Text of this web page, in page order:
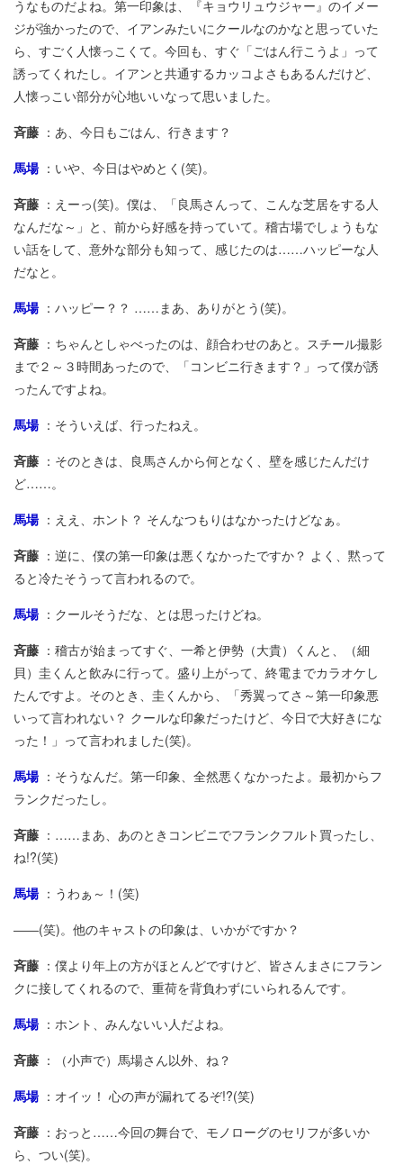
うなものだよね。第一印象は、『キョウリュウジャー』のイメー
ジが強かったので、イアンみたいにクールなのかなと思っていた
ら、すごく人懐っこくて。今回も、すぐ「ごはん行こうよ」って
誘ってくれたし。イアンと共通するカッコよさもあるんだけど、
人懐っこい部分が心地いいなって思いました。
斉藤 ：あ、今日もごはん、行きます？
馬場：いや、今日はやめとく(笑)。
斉藤 ：えーっ(笑)。僕は、「良馬さんって、こんな芝居をする人
なんだな～」と、前から好感を持っていて。稽古場でしょうもな
い話をして、意外な部分も知って、感じたのは……ハッピーな人
だなと。
馬場：ハッピー？？ ……まあ、ありがとう(笑)。
斉藤 ：ちゃんとしゃべったのは、顔合わせのあと。スチール撮影
まで２～３時間あったので、「コンビニ行きます？」って僕が誘
ったんですよね。
馬場：そういえば、行ったねえ。
斉藤 ：そのときは、良馬さんから何となく、壁を感じたんだけ
ど……。
馬場：ええ、ホント？ そんなつもりはなかったけどなぁ。
斉藤 ：逆に、僕の第一印象は悪くなかったですか？ よく、黙って
ると冷たそうって言われるので。
馬場：クールそうだな、とは思ったけどね。
斉藤 ：稽古が始まってすぐ、一希と伊勢（大貴）くんと、（細
貝）圭くんと飲みに行って。盛り上がって、終電までカラオケし
たんですよ。そのとき、圭くんから、「秀翼ってさ～第一印象悪
いって言われない？ クールな印象だったけど、今日で大好きにな
った！」って言われました(笑)。
馬場：そうなんだ。第一印象、全然悪くなかったよ。最初からフ
ランクだったし。
斉藤 ：……まあ、あのときコンビニでフランクフルト買ったし、
ね!?(笑)
馬場：うわぁ～！(笑)
――(笑)。他のキャストの印象は、いかがですか？
斉藤 ：僕より年上の方がほとんどですけど、皆さんまさにフラン
クに接してくれるので、重荷を背負わずにいられるんです。
馬場：ホント、みんないい人だよね。
斉藤 ：（小声で）馬場さん以外、ね？
馬場：オイッ！ 心の声が漏れてるぞ!?(笑)
斉藤 ：おっと……今回の舞台で、モノローグのセリフが多いか
ら、つい(笑)。